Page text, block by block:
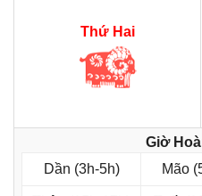
Thứ Hai
Giờ
Dần (3h-5h)
Mão